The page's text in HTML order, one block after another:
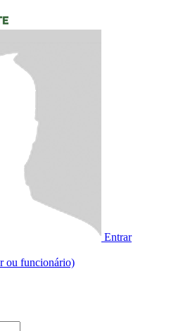
Entrar
ou funcionário)